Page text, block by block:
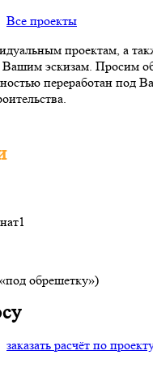
Все проекты
проектам, а
эскизам. Просим
переработан под
1
обрешетку»)
заказать расчёт по